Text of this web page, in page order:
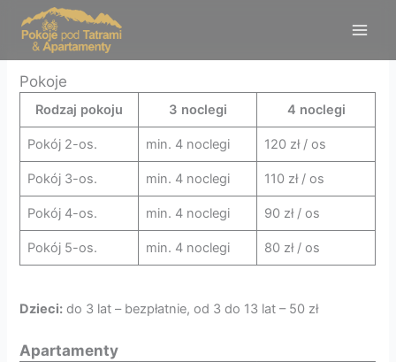
Przejdź
Pokoje
Rodzaj pokoju 3 noclegi 4 noclegi
Pokój 2-os. min. 4 noclegi 120 zł / os
Pokój 3-os. min. 4 noclegi 110 zł / os
Pokój 4-os. min. 4 noclegi 90 zł / os
Pokój 5-os. min. 4 noclegi 80 zł / os
Dzieci: do 3 lat – bezpłatnie, od 3 do 13 lat – 50 zł
Apartamenty